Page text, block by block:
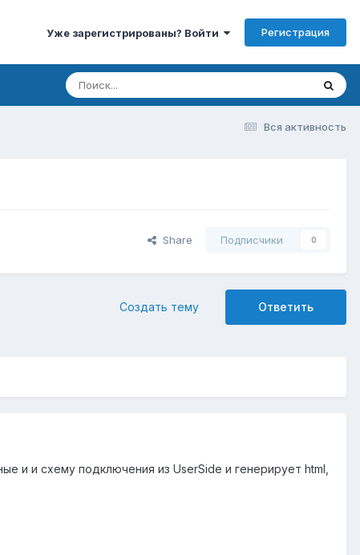
Уже зарегистрированы? Войти Регистрация
Вся активность
Share Подписчики 0
Ответить
Создать тему
и и схему подключения из UserSide и генерирует html,